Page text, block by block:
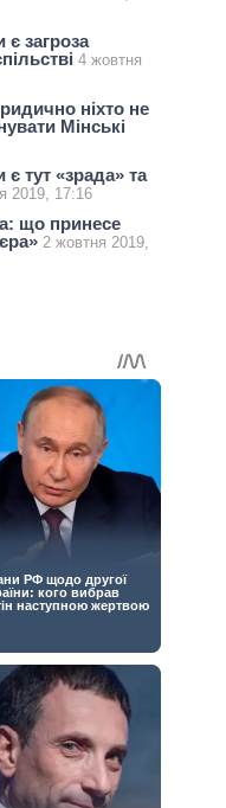
загроза
4 жовтня
ніхто не
Мінські
тут «зрада» та
2019, 17:16
що принесе
2 жовтня 2019,